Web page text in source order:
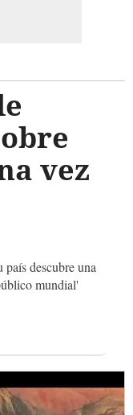
vez
descubre una
mundial'